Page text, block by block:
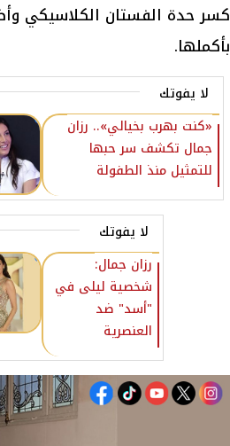
كسر حدة الفستان الكلاسيكي
بأكملها.
لا يفوتك
«كنت بهرب بخيالي».. رزان
جمال تكشف سر حبها
للتمثيل منذ الطفولة
لا يفوتك
رزان جمال:
شخصية ليلى في
"أسد" ضد
العنصرية